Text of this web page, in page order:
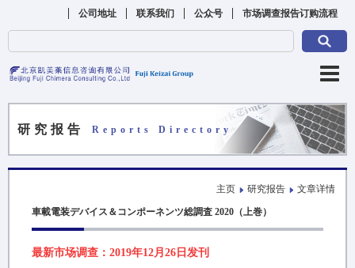
公司地址 联系我们 公众号 市场调查报告订购流程
研究报告 Reports Directory
主页 研究报告 文章详情
車載電装デバイス＆コンポーネンツ総調査 2020（上巻）
最新市场调查：2019年12月26日发刊